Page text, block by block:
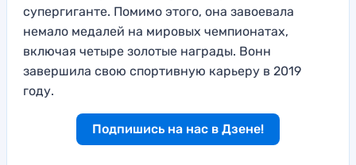
супергиганте. Помимо этого, она завоевала
немало медалей на мировых чемпионатах,
включая четыре золотые награды. Вонн
завершила свою спортивную карьеру в 2019
году.
Подпишись на нас в Дзене!